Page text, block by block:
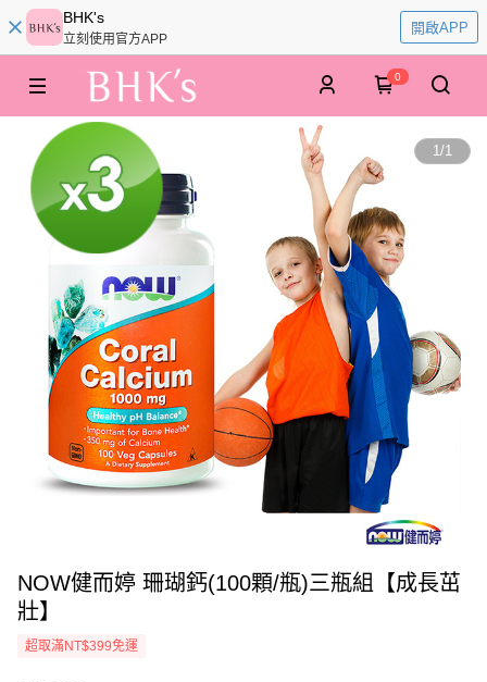
BHK's
立刻使用官方APP
開啟APP
0
1/1
NOW健而婷 珊瑚鈣(100顆/瓶)三瓶組【成長茁
壯】
超取滿NT$399免運